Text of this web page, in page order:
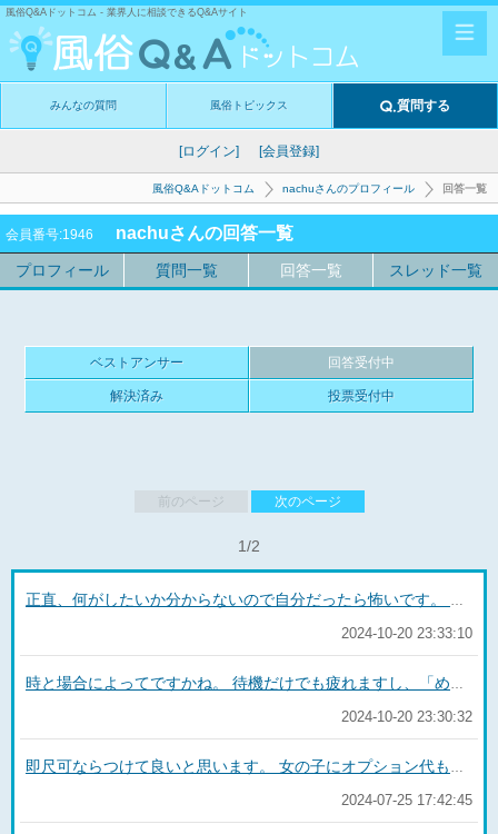
風俗Q&Aドットコム - 業界人に相談できるQ&Aサイト
みんなの質問 風俗トピックス 質問する
[ログイン] [会員登録]
風俗Q&Aドットコム nachuさんのプロフィール 回答一覧
会員番号:1946 nachuさんの回答一覧
プロフィール 質問一覧 回答一覧 スレッド一覧
ベストアンサー 回答受付中
解決済み 投票受付中
前のページ 次のページ
1/2
正直、何がしたいか分からないので自分だったら怖いです。 多分ですけど女の子が身動き出来なくなっちゃうので断られると思います。
2024-10-20 23:33:10
時と場合によってですかね。 待機だけでも疲れますし、「めんど」ってなるかも。ギリギリだと実は帰り支度してることもあるので。 でもそういう人がいないと指名も入らずずっと暇なままなので、なんとか頑張ります。
2024-10-20 23:30:32
即尺可ならつけて良いと思います。 女の子にオプション代も入りますしね。 ただし事前にお風呂で綺麗に洗っておいてください。 汗をかくこの時期ですし、できるだけ嬢が到着するギリギリ直前に洗うといいです。 「さっきまでシャワー浴びてたんだな」とわかると、こちらとしても不潔さの不安が減って舐めやすいです。
2024-07-25 17:42:45